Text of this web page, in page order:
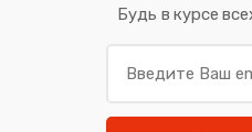
Будь в курсе